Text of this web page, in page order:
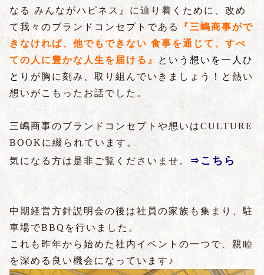
なる みんながハピネス』に辿り着くために、改め
て我々のブランドコンセプトである
『三嶋商事がで
きなければ、他でもできない 食事を通じて、すべ
ての人に豊かな人生を届ける』
という想いを一人ひ
とりが胸に刻み、取り組んでいきましょう！と熱い
想いがこもったお話でした。
三嶋商事のブランドコンセプトや想いはCULTURE
BOOKに綴られています。
気になる方は是非ご覧くださいませ。
⇒ こちら
中期経営方針説明会の後は社員の家族も集まり、駐
車場でBBQを行いました。
これも昨年から始めた社内イベントの一つで、親睦
を深める良い機会になっています♪